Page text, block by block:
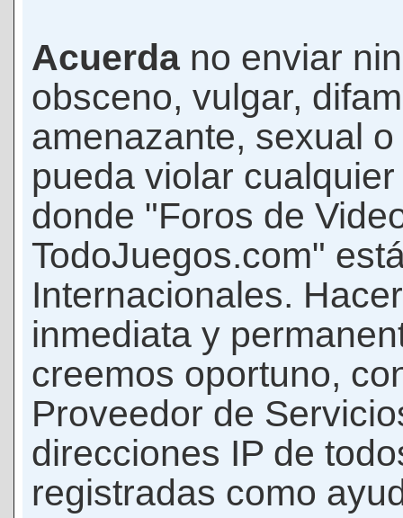
Acuerda no enviar
obsceno, vulgar,
amenazante, sexual
pueda violar
donde "Foros de
TodoJuegos.com"
Internacionales.
inmediata y
creemos oportuno,
Proveedor de
direcciones IP de
registradas como